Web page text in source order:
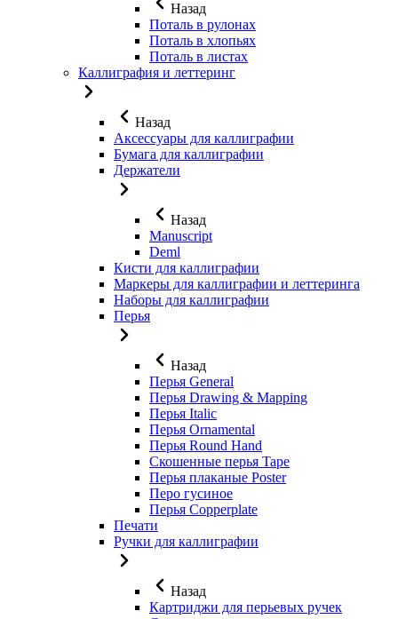
Назад
Поталь в рулонах
Поталь в хлопьях
Поталь в листах
Каллиграфия и леттеринг
Назад
Аксессуары для каллиграфии
Бумага для каллиграфии
Держатели
Назад
Manuscript
Deml
Кисти для каллиграфии
Маркеры для каллиграфии и леттеринга
Наборы для каллиграфии
Перья
Назад
Перья General
Перья Drawing & Mapping
Перья Italic
Перья Ornamental
Перья Round Hand
Скошенные перья Tape
Перья плаканые Poster
Перо гусиное
Перья Copperplate
Печати
Ручки для каллиграфии
Назад
Картриджи для перьевых ручек